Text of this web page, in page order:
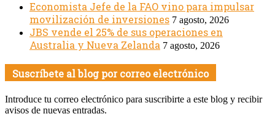
Economista Jefe de la FAO vino para impulsar
movilización de inversiones 7 agosto, 2026
JBS vende el 25% de sus operaciones en
Australia y Nueva Zelanda 7 agosto, 2026
Suscríbete al blog por correo electrónico
Introduce tu correo electrónico para suscribirte a este blog y recibir
avisos de nuevas entradas.